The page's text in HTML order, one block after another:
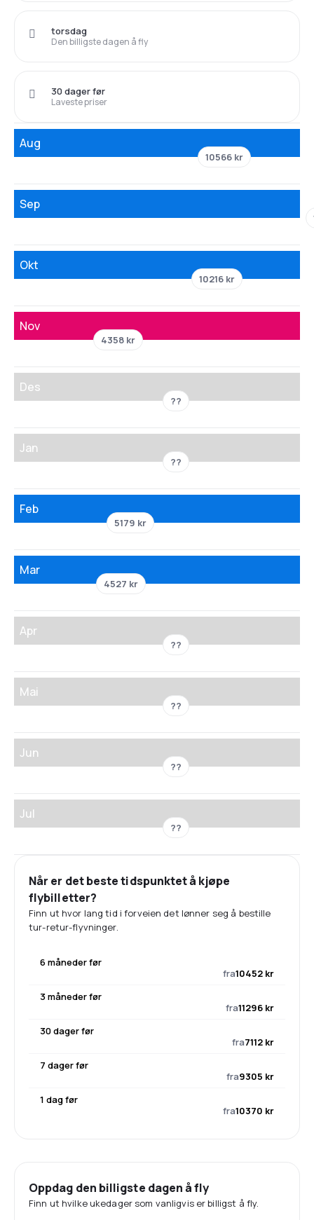
Den billigste dagen å fly
torsdag
Laveste priser
30 dager før
Aug
10566 kr
Sep
Okt
10216 kr
Nov
4358 kr
Des
??
Jan
??
Feb
5179 kr
Mar
4527 kr
Apr
??
Mai
??
Jun
??
Jul
??
Når er det beste tidspunktet å kjøpe
flybilletter?
Finn ut hvor lang tid i forveien det lønner seg å bestille
tur-retur-flyvninger.
6 måneder før
fra10452 kr
3 måneder før
fra11296 kr
30 dager før
fra7112 kr
7 dager før
fra9305 kr
1 dag før
fra10370 kr
Oppdag den billigste dagen å fly
Finn ut hvilke ukedager som vanligvis er billigst å fly.